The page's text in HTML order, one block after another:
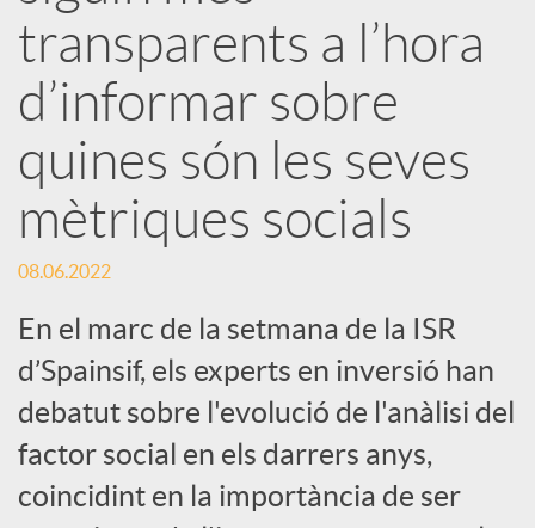
S
o
c
i
a
l
transparents a l’hora
d’informar sobre
quines són les seves
mètriques socials
08.06.2022
En el marc de la setmana de la ISR
d’Spainsif, els experts en inversió han
debatut sobre l'evolució de l'anàlisi del
factor social en els darrers anys,
coincidint en la importància de ser